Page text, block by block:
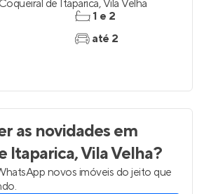
Coqueiral de Itaparica,Vila Velha
1 e 2
até 2
as novidadesem
Itaparica, Vila Velha?
novos imóveis do jeito que